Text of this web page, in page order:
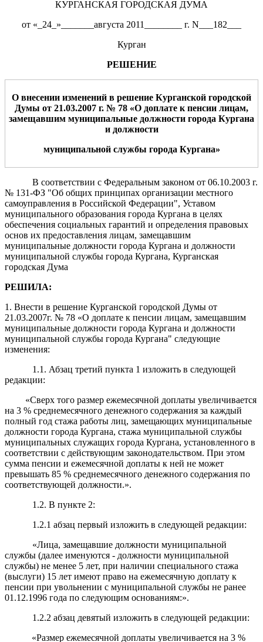
КУРГАНСКАЯ ГОРОДСКАЯ ДУМА
от «_24_»_______августа 2011________ г. N___182___
Курган
РЕШЕНИЕ
О внесении изменений в решение Курганской городской
Думы от 21.03.2007 г. № 78 «О доплате к пенсии лицам,
замещавшим муниципальные должности города Кургана
и должности
муниципальной службы города Кургана»
В соответствии с Федеральным законом от 06.10.2003 г.
№ 131-ФЗ "Об общих принципах организации местного
самоуправления в Российской Федерации", Уставом
муниципального образования города Кургана в целях
обеспечения социальных гарантий и определения правовых
основ их предоставления лицам, замещавшим
муниципальные должности города Кургана и должности
муниципальной службы города Кургана, Курганская
городская Дума
РЕШИЛА:
1. Внести в решение Курганской городской Думы от
21.03.2007г. № 78 «О доплате к пенсии лицам, замещавшим
муниципальные должности города Кургана и должности
муниципальной службы города Кургана" следующие
изменения:
1.1. Абзац третий пункта 1 изложить в следующей
редакции:
«Сверх того размер ежемесячной доплаты увеличивается
на 3 % среднемесячного денежного содержания за каждый
полный год стажа работы лиц, замещающих муниципальные
должности города Кургана, стажа муниципальной службы
муниципальных служащих города Кургана, установленного в
соответствии с действующим законодательством. При этом
сумма пенсии и ежемесячной доплаты к ней не может
превышать 85 % среднемесячного денежного содержания по
соответствующей должности.».
1.2. В пункте 2:
1.2.1 абзац первый изложить в следующей редакции:
«Лица, замещавшие должности муниципальной
службы (далее именуются - должности муниципальной
службы) не менее 5 лет, при наличии специального стажа
(выслуги) 15 лет имеют право на ежемесячную доплату к
пенсии при увольнении с муниципальной службы не ранее
01.12.1996 года по следующим основаниям:».
1.2.2 абзац девятый изложить в следующей редакции:
«Размер ежемесячной доплаты увеличивается на 3 %